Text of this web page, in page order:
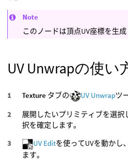
Note
このノードは頂点UV座標を生成
UV Unwrapの使い
Texture タブの UV Unwrapツ
展開したいプリミティブを選択
択を確定します。
UV Editを使ってUVを動かし、
ます。